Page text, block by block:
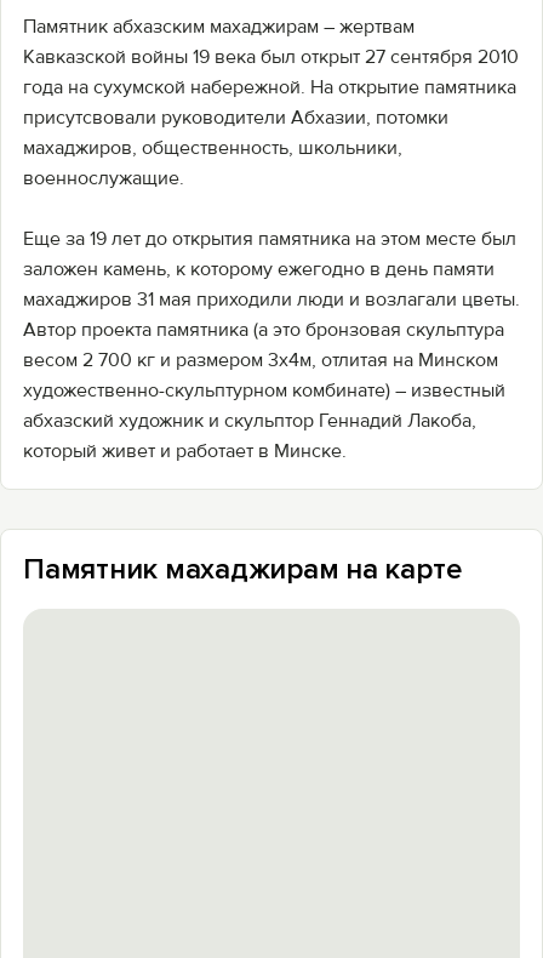
Памятник абхазским махаджирам – жертвам
Кавказской войны 19 века был открыт 27 сентября 2010
года на сухумской набережной. На открытие памятника
присутсвовали руководители Абхазии, потомки
махаджиров, общественность, школьники,
военнослужащие.
Еще за 19 лет до открытия памятника на этом месте был
заложен камень, к которому ежегодно в день памяти
махаджиров 31 мая приходили люди и возлагали цветы.
Автор проекта памятника (а это бронзовая скульптура
весом 2 700 кг и размером 3х4м, отлитая на Минском
художественно-скульптурном комбинате) – известный
абхазский художник и скульптор Геннадий Лакоба,
который живет и работает в Минске.
Памятник махаджирам на карте